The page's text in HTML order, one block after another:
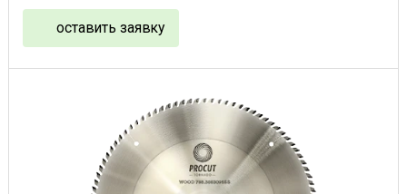
оставить заявку